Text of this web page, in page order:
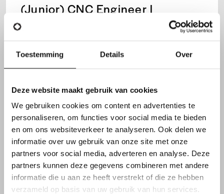
Toestemming Details Over
Deze website maakt gebruik van cookies
We gebruiken cookies om content en advertenties te
personaliseren, om functies voor social media te bieden
en om ons websiteverkeer te analyseren. Ook delen we
informatie over uw gebruik van onze site met onze
partners voor social media, adverteren en analyse. Deze
partners kunnen deze gegevens combineren met andere
informatie die u aan ze heeft verstrekt of die ze hebben
verzameld op basis van uw gebruik van hun services.
(Junior) CNC Engineer |
Metaal
Sales & Project Engineer |
Machinebouw